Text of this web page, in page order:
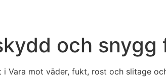
och
mot väder, fukt, rost och slitage